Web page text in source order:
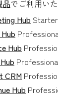
品でご利用い
Hub
Hub
CRM
Hub